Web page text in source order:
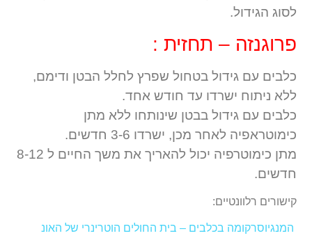
לסוג הגידול.
פרוגנזה – תחזית :
כלבים עם גידול בטחול שפרץ לחלל הבטן ודימם,
ללא ניתוח ישרדו עד חודש אחד.
כלבים עם גידול בבטן שינותחו ללא מתן
כימוטראפיה לאחר מכן, ישרדו 3-6 חדשים.
מתן כימוטרפיה יכול להאריך את משך החיים ל 8-12
חדשים.
קישורים רלוונטיים:
המנגיוסרקומה בכלבים – בית החולים הוטרינרי של האונ